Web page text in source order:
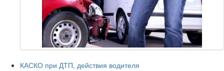
КАСКО при ДТП, действия водителя